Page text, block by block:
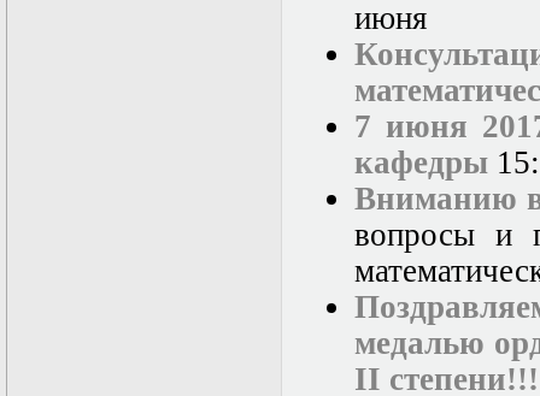
июня
7 июня
кафедры
Вниманию
вопросы и
медалью
II степени!!!